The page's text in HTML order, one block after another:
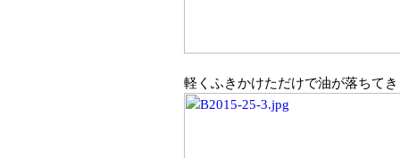
軽くふきかけただけで油が落ちて